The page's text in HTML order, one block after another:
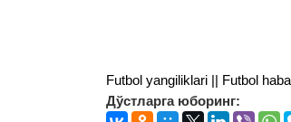
Futbol yangiliklari || Futbol
Дўстларга юборинг: